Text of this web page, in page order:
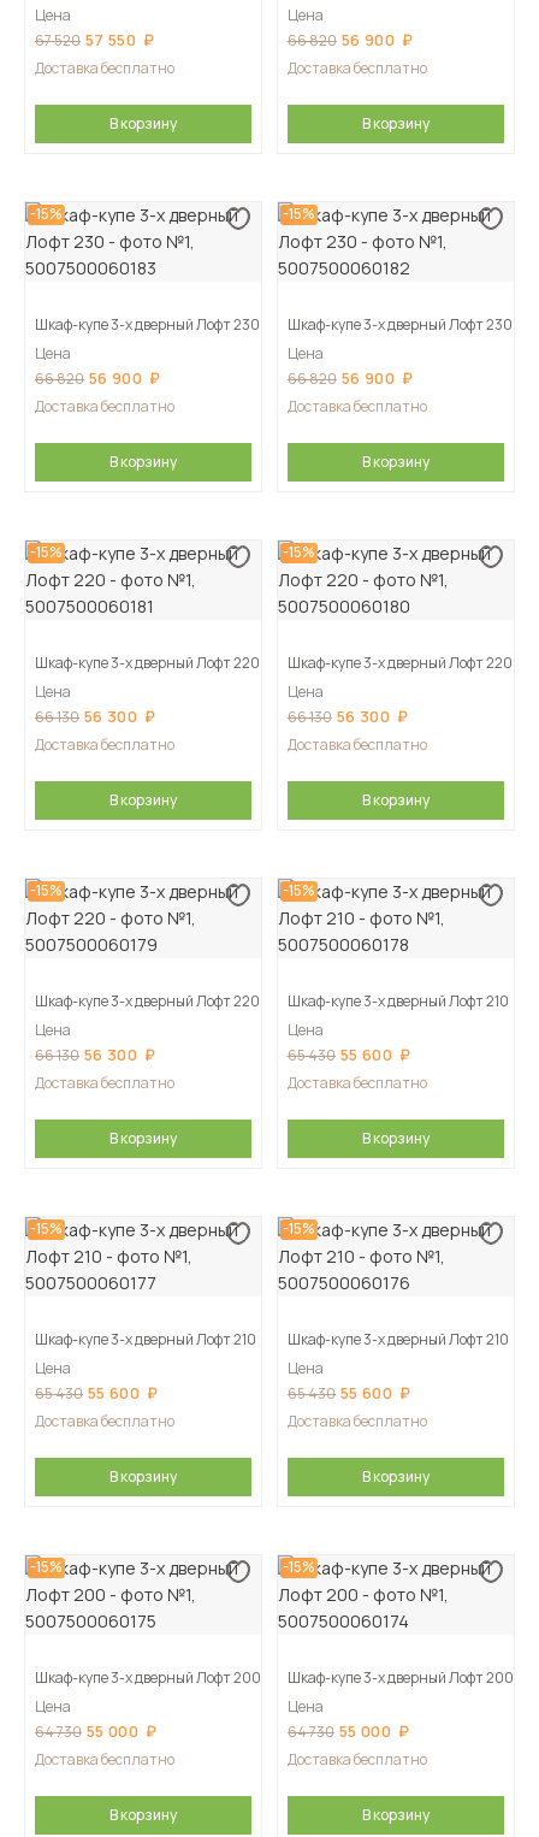
Цена
67 520 57 550
Доставка бесплатно
В корзину
Цена
66 820 56 900
Доставка бесплатно
В корзину
-15%
Шкаф-купе 3-х дверный Лофт 230
Цена
66 820 56 900
Доставка бесплатно
В корзину
-15%
Шкаф-купе 3-х дверный Лофт 230
Цена
66 820 56 900
Доставка бесплатно
В корзину
-15%
Шкаф-купе 3-х дверный Лофт 220
Цена
66 130 56 300
Доставка бесплатно
В корзину
-15%
Шкаф-купе 3-х дверный Лофт 220
Цена
66 130 56 300
Доставка бесплатно
В корзину
-15%
Шкаф-купе 3-х дверный Лофт 220
Цена
66 130 56 300
Доставка бесплатно
В корзину
-15%
Шкаф-купе 3-х дверный Лофт 210
Цена
65 430 55 600
Доставка бесплатно
В корзину
-15%
Шкаф-купе 3-х дверный Лофт 210
Цена
65 430 55 600
Доставка бесплатно
В корзину
-15%
Шкаф-купе 3-х дверный Лофт 210
Цена
65 430 55 600
Доставка бесплатно
В корзину
-15%
Шкаф-купе 3-х дверный Лофт 200
Цена
64 730 55 000
Доставка бесплатно
В корзину
-15%
Шкаф-купе 3-х дверный Лофт 200
Цена
64 730 55 000
Доставка бесплатно
В корзину